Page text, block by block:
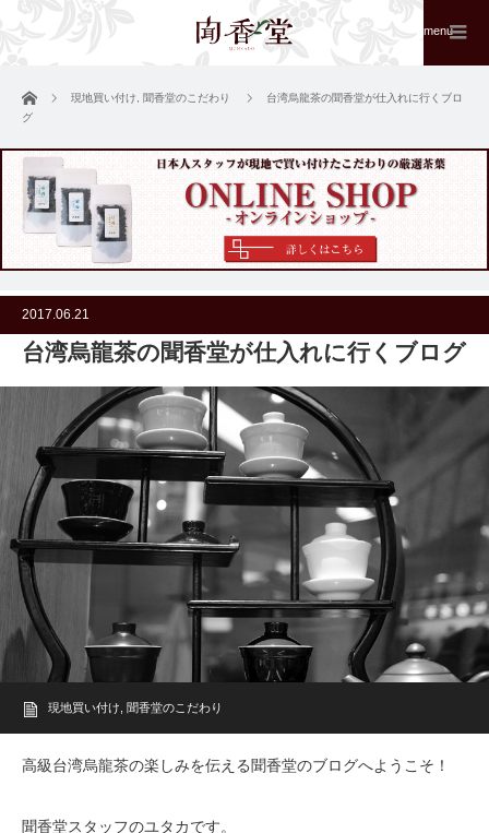
menu
ホーム 現地買い付け 聞香堂のこだわり
台湾烏龍茶の聞香堂が仕入れに行くブロ
グ
2017.06.21
台湾烏龍茶の聞香堂が仕入れに行くブログ
現地買い付け, 聞香堂のこだわり
高級台湾烏龍茶の楽しみを伝える聞香堂のブログへようこそ！
聞香堂スタッフのユタカです。